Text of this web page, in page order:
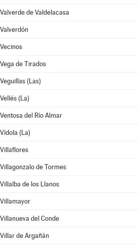
Valverde de Valdelacasa
Valverdón
Vecinos
Vega de Tirados
Veguillas (Las)
Vellés (La)
Ventosa del Río Almar
Vídola (La)
Villaflores
Villagonzalo de Tormes
Villalba de los Llanos
Villamayor
Villanueva del Conde
Villar de Argañán